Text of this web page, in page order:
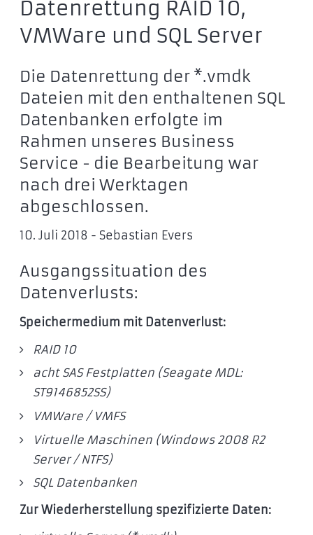
Datenrettung RAID 10,
VMWare und SQL Server
Die Datenrettung der *.vmdk
Dateien mit den enthaltenen SQL
Datenbanken erfolgte im
Rahmen unseres Business
Service - die Bearbeitung war
nach drei Werktagen
abgeschlossen.
10. Juli 2018 - Sebastian Evers
Ausgangssituation des
Datenverlusts:
Speichermedium mit Datenverlust:
RAID 10
acht SAS Festplatten (Seagate MDL:
ST9146852SS)
VMWare / VMFS
Virtuelle Maschinen (Windows 2008 R2
Server / NTFS)
SQL Datenbanken
Zur Wiederherstellung spezifizierte Daten: